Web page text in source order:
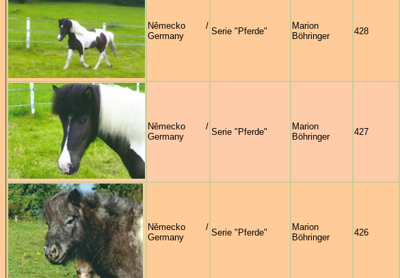
Německo /
Germany
Serie "Pferde"
Marion
Böhringer
428
Německo /
Germany
Serie "Pferde"
Marion
Böhringer
427
Německo /
Germany
Serie "Pferde"
Marion
Böhringer
426